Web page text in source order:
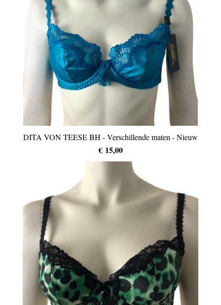
DITA VON TEESE BH - Verschillende maten - Nieuw
€ 15,00